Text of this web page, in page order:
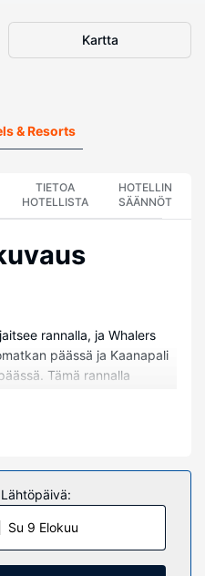
Kartta
& Resorts
TIETOA
HOTELLISTA
HOTELLIN
SÄÄNNÖT
rannalla, ja Whalers
päässä ja Kaanapali
Tämä rannalla
päässä kohteesta Black
yksilöllisesti sisustettua
muun muassa
Huoneiden pillowtop-
lakanat.
Mukavuuksiin kuuluu
Lähtöpäivä:
Su 9 Elokuu